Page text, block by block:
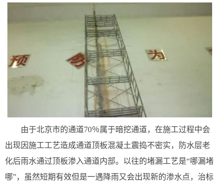
由于北京市的通道70％属于暗挖通道，在施工过程中会
出现因施工工艺造成通道顶板混凝土震捣不密实，防水层老
化后雨水通过顶板渗入通道内部。以往的堵漏工艺是“哪漏堵
哪”，虽然短期有效但是一遇降雨又会出现新的渗水点，治标